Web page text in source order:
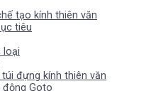
tạo kính thiên văn
tiêu
loại
đựng kính thiên văn
động Goto